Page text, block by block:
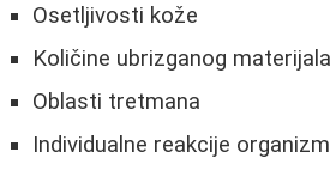
Osetljivosti kože
Količine ubrizganog materijala
Oblasti tretmana
Individualne reakcije